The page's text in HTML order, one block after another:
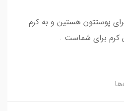
پوستتون هستین و به کرم
کرم برای شماست .